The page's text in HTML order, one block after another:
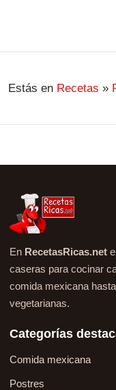
Estás en Recetas »
En RecetasRicas.net
caseras para cocinar
comida mexicana
vegetarianas.
Categorías
Comida mexicana
Postres